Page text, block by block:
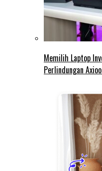
Memilih Laptop
Perlindungan